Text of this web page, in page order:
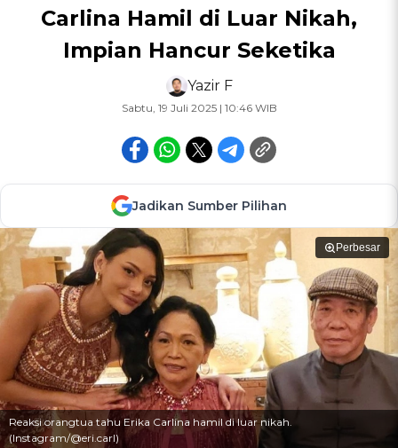
Carlina Hamil di Luar Nikah,
Impian Hancur Seketika
Yazir F
Sabtu, 19 Juli 2025 | 10:46 WIB
Jadikan Sumber Pilihan
Perbesar
Reaksi orangtua tahu Erika Carlina hamil di luar nikah.
(Instagram/@eri.carl)